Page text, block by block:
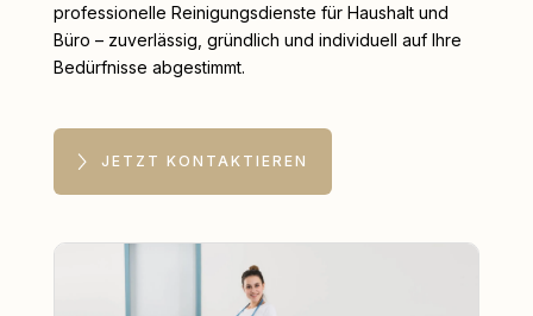
professionelle Reinigungsdienste für Haushalt und
Büro – zuverlässig, gründlich und individuell auf Ihre
Bedürfnisse abgestimmt.
JETZT KONTAKTIEREN